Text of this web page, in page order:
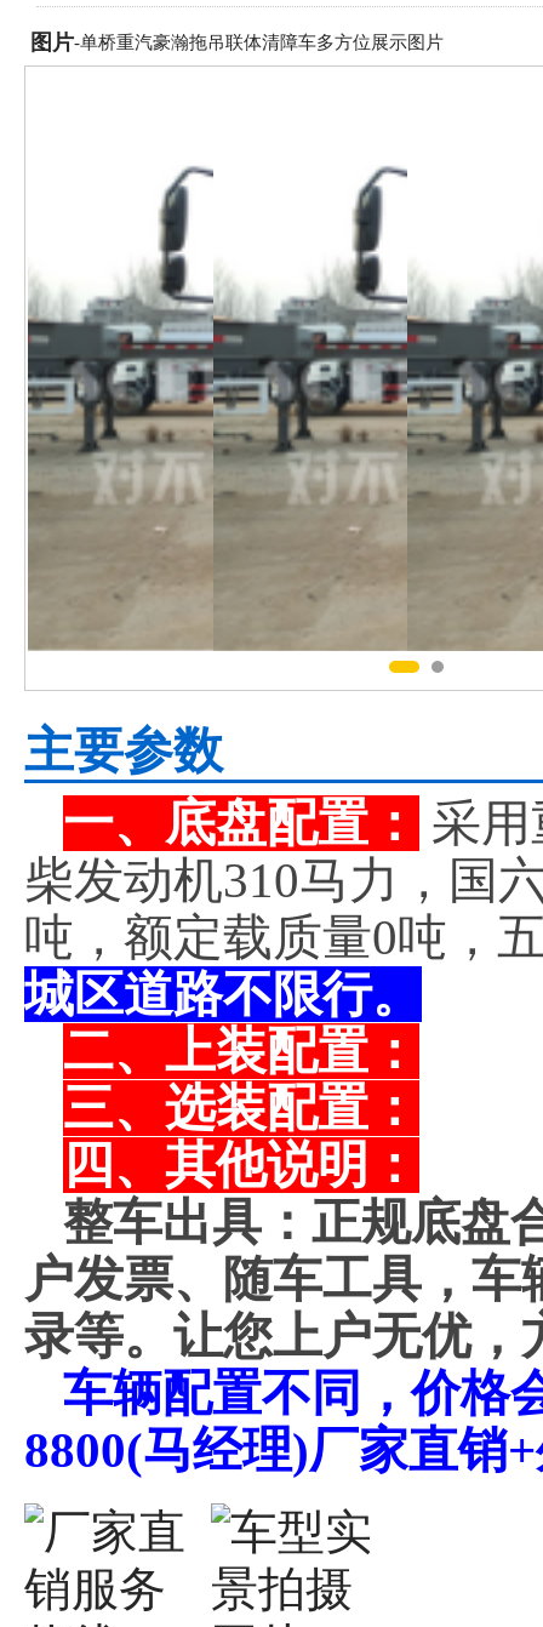
图片-单桥重汽豪瀚拖吊联体清障车多方位展示图片
主要参数
一、底盘配置：
采用
柴发动机310马力，国
吨，额定载质量0吨，
城区道路不限行。
二、上装配置：
三、选装配置：
四、其他说明：
整车出具：正规底盘
户发票、随车工具，
录等。让您上户无优，
车辆配置不同，价格
8800(马经理)厂家直销